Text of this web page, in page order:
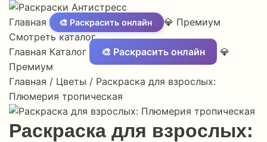
Главная 🎨 Раскрасить онлайн
💎 Премиум
Смотреть каталог
Главная Каталог 🎨 Раскрасить онлайн
💎
Премиум
Главная / Цветы / Раскраска для взрослых:
Плюмерия тропическая
Раскраска для взрослых: